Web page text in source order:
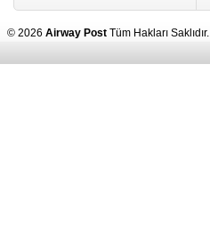
© 2026 Airway Post Tüm Hakları Saklıdır.